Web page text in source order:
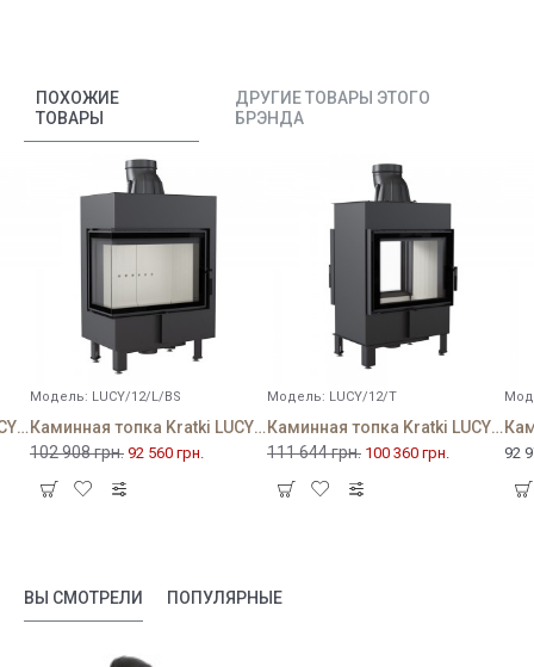
ПОХОЖИЕ
ТОВАРЫ
ДРУГИЕ ТОВАРЫ ЭТОГО
БРЭНДА
Каминная топка Kratki LUCY 12 SLIM правая BS
Модель: LUCY/12/L/BS
Каминная топка Kratki LUCY 12 левая BS
102 908 грн. 92 560 грн.
Модель: LUCY/12/T
Каминная топка Kratki LUCY 12 туннельная
111 644 грн. 100 360 грн. 92
ВЫ СМОТРЕЛИ ПОПУЛЯРНЫЕ